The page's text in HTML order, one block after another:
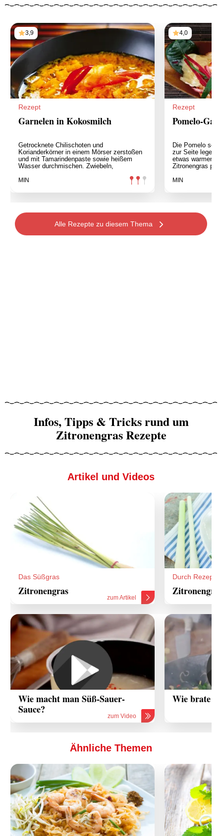
3,9
Rezept
Garnelen in Kokosmilch
Getrocknete Chilischoten und
Korianderkörner in einem Mörser zerstoßen
und mit Tamarindenpaste sowie heißem
Wasser durchmischen. Zwiebeln,
MIN
4,0
Rezept
Pomelo-
Die Pomelo
zur Seite legen.
etwas warmem
Zitronengras
MIN
Alle Rezepte zu diesem Thema
Infos, Tipps & Tricks rund um
Zitronengras Rezepte
Artikel und Videos
Das Süßgras
Zitronengras
zum Artikel
Durch Rezepte
Wie macht man Süß-Sauer-
Sauce?
zum Video
Wie brate
Ähnliche Themen